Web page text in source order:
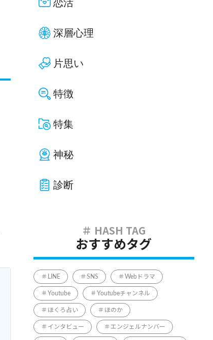
恋活
深層心理
片思い
特徴
特集
神秘
診断
おすすめタグ
LINE SNS Webドラマ
Youtube Youtubeチャンネル
ほくろ占い ほのか
インタビュー エンジェルナンバー